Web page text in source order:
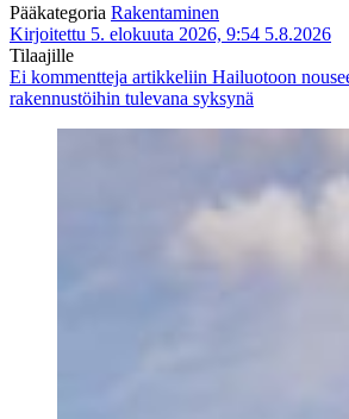
Pääkategoria Rakentaminen
Kirjoitettu 5. elokuuta 2026, 9:54 5.8.2026
Tilaajille
Ei kommentteja artikkeliin Hailuotoon
rakennustöihin tulevana syksynä